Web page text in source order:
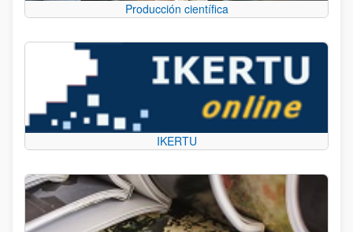
Producción científica
IKERTU